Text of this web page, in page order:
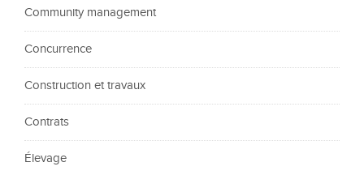
Community management
Concurrence
Construction et travaux
Contrats
Élevage